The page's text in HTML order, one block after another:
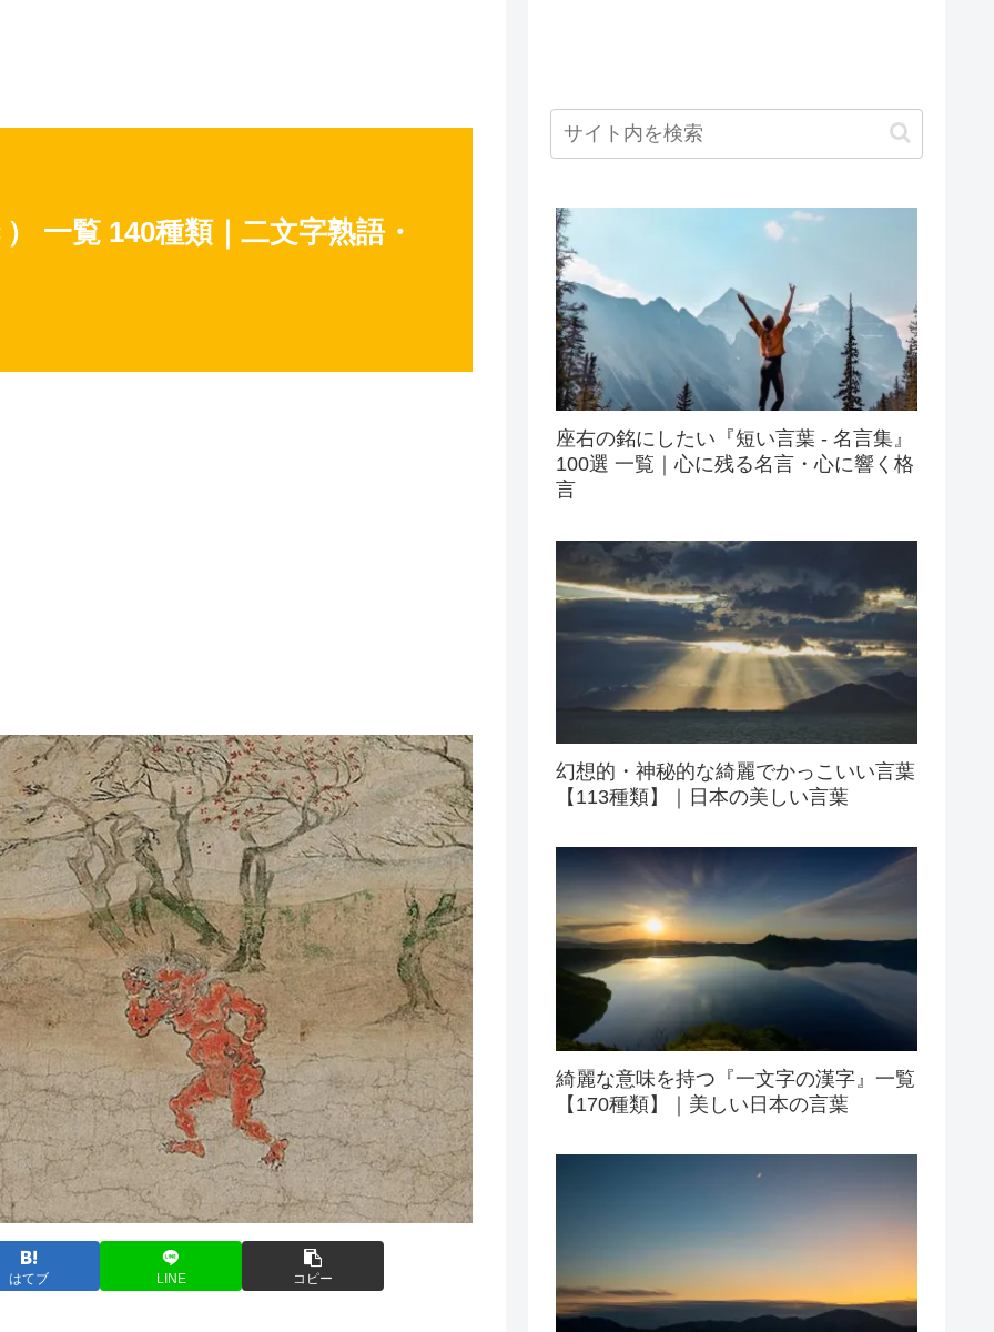
一覧 140種類｜二文字熟語・
はてブ LINE コピー
座右の銘にしたい『短い言葉 - 名言集』
100選 一覧｜心に残る名言・心に響く格
言
幻想的・神秘的な綺麗でかっこいい言葉
【113種類】｜日本の美しい言葉
綺麗な意味を持つ『一文字の漢字』一覧
【170種類】｜美しい日本の言葉